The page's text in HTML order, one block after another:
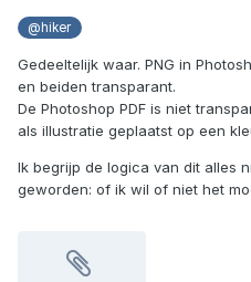
@hiker
Gedeeltelijk waar. PNG in
en beiden transparant.
De Photoshop PDF is niet
als illustratie geplaatst op een
Ik begrijp de logica van dit alles
geworden: of ik wil of niet het